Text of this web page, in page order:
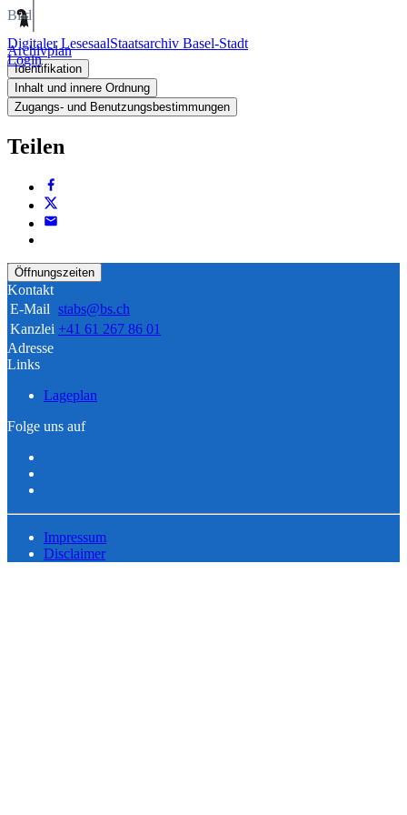
Digitaler LesesaalStaatsarchiv Basel-Stadt
Login
Bild
Archivplan
Identifikation
Inhalt und innere Ordnung
Zugangs- und Benutzungsbestimmungen
Teilen
Öffnungszeiten
Kontakt
E-Mail stabs@bs.ch
Kanzlei +41 61 267 86 01
Adresse
Links
Lageplan
Folge uns auf
Impressum
Disclaimer